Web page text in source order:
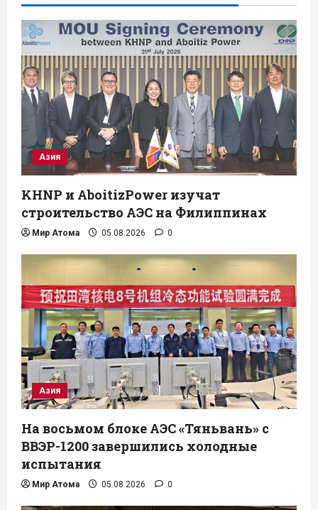
Азия
KHNP и AboitizPower изучат
строительство АЭС на Филиппинах
Мир Атома 05.08.2026 0
Азия
На восьмом блоке АЭС «Тяньвань» с
ВВЭР-1200 завершились холодные
испытания
Мир Атома 05.08.2026 0